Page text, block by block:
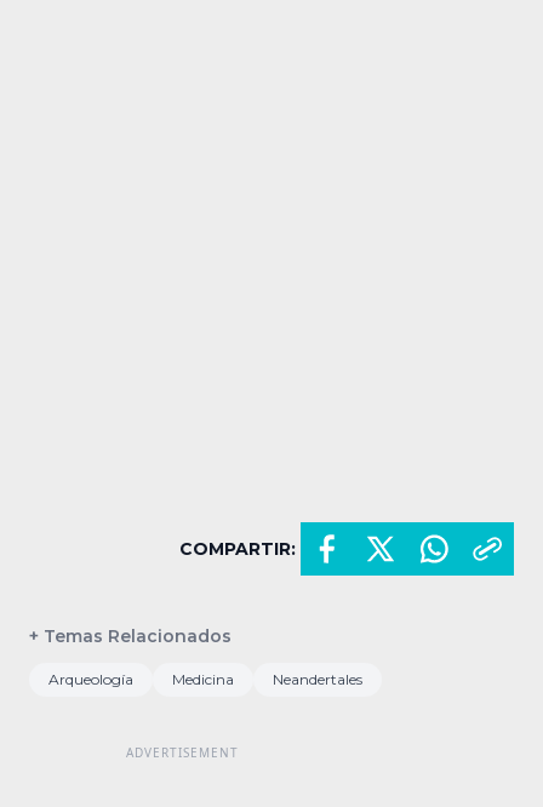
COMPARTIR:
+ Temas Relacionados
Arqueología Medicina Neandertales